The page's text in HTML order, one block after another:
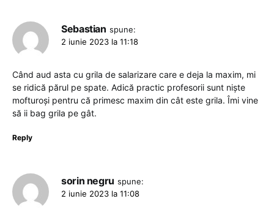
Sebastian spune:
2 iunie 2023 la 11:18
Când aud asta cu grila de salarizare care e deja la maxim, mi
se ridică părul pe spate. Adică practic profesorii sunt niște
mofturoși pentru că primesc maxim din cât este grila. Îmi vine
să ii bag grila pe gât.
Reply
sorin negru spune:
2 iunie 2023 la 11:08